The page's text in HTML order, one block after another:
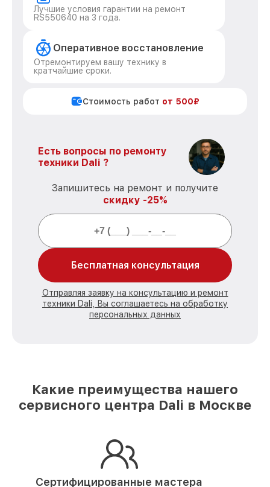
Лучшие условия гарантии на ремонт
RS550640 на 3 года.
Оперативное восстановление
Отремонтируем вашу технику в
кратчайшие сроки.
Стоимость работ от 500₽
Есть вопросы по ремонту
техники Dali ?
Запишитесь на ремонт и получите
скидку -25%
Бесплатная консультация
Отправляя заявку на консультацию и ремонт
техники Dali, Вы соглашаетесь на обработку
персональных данных
Какие преимущества нашего
сервисного центра Dali в Москве
Сертифицированные мастера